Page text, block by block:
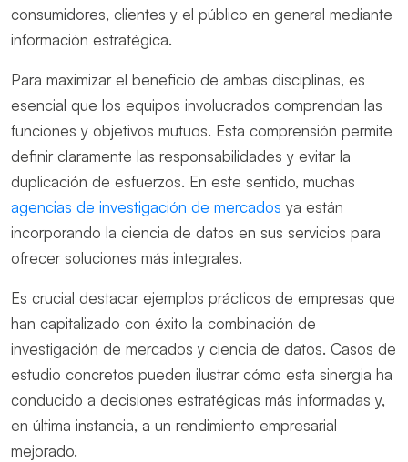
consumidores, clientes y el público en general mediante
información estratégica.
Para maximizar el beneficio de ambas disciplinas, es
esencial que los equipos involucrados comprendan las
funciones y objetivos mutuos. Esta comprensión permite
definir claramente las responsabilidades y evitar la
duplicación de esfuerzos. En este sentido, muchas
agencias de investigación de mercados ya están
incorporando la ciencia de datos en sus servicios para
ofrecer soluciones más integrales.
Es crucial destacar ejemplos prácticos de empresas que
han capitalizado con éxito la combinación de
investigación de mercados y ciencia de datos. Casos de
estudio concretos pueden ilustrar cómo esta sinergia ha
conducido a decisiones estratégicas más informadas y,
en última instancia, a un rendimiento empresarial
mejorado.